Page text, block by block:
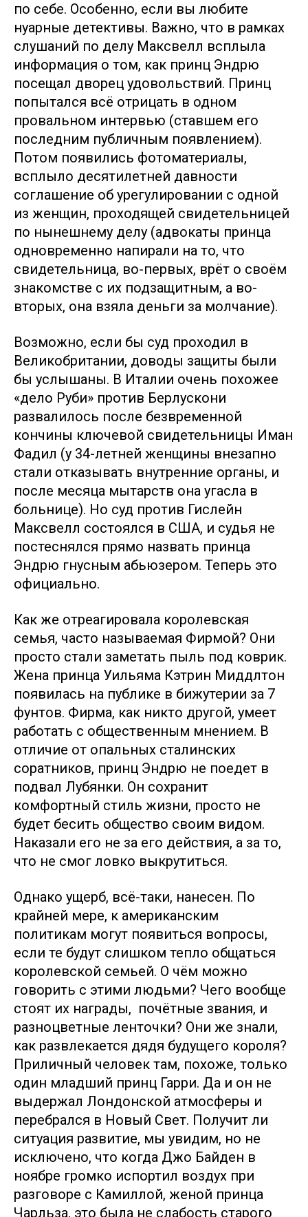
по себе. Особенно, если вы любите
нуарные детективы. Важно, что в рамках
слушаний по делу Максвелл всплыла
информация о том, как принц Эндрю
посещал дворец удовольствий. Принц
попытался всё отрицать в одном
провальном интервью (ставшем его
последним публичным появлением).
Потом появились фотоматериалы,
всплыло десятилетней давности
соглашение об урегулировании с одной
из женщин, проходящей свидетельницей
по нынешнему делу (адвокаты принца
одновременно напирали на то, что
свидетельница, во-первых, врёт о своём
знакомстве с их подзащитным, а во-
вторых, она взяла деньги за молчание).
Возможно, если бы суд проходил в
Великобритании, доводы защиты были
бы услышаны. В Италии очень похожее
«дело Руби» против Берлускони
развалилось после безвременной
кончины ключевой свидетельницы Иман
Фадил (у 34-летней женщины внезапно
стали отказывать внутренние органы, и
после месяца мытарств она угасла в
больнице). Но суд против Гислейн
Максвелл состоялся в США, и судья не
постеснялся прямо назвать принца
Эндрю гнусным абьюзером. Теперь это
официально.
Как же отреагировала королевская
семья, часто называемая Фирмой? Они
просто стали заметать пыль под коврик.
Жена принца Уильяма Кэтрин Миддлтон
появилась на публике в бижутерии за 7
фунтов. Фирма, как никто другой, умеет
работать с общественным мнением. В
отличие от опальных сталинских
соратников, принц Эндрю не поедет в
подвал Лубянки. Он сохранит
комфортный стиль жизни, просто не
будет бесить общество своим видом.
Наказали его не за его действия, а за то,
что не смог ловко выкрутиться.
Однако ущерб, всё-таки, нанесен. По
крайней мере, к американским
политикам могут появиться вопросы,
если те будут слишком тепло общаться
королевской семьей. О чём можно
говорить с этими людьми? Чего вообще
стоят их награды, почётные звания, и
разноцветные ленточки? Они же знали,
как развлекается дядя будущего короля?
Приличный человек там, похоже, только
один младший принц Гарри. Да и он не
выдержал Лондонской атмосферы и
перебрался в Новый Свет. Получит ли
ситуация развитие, мы увидим, но не
исключено, что когда Джо Байден в
ноябре громко испортил воздух при
разговоре с Камиллой, женой принца
Чарльза, это была не слабость старого